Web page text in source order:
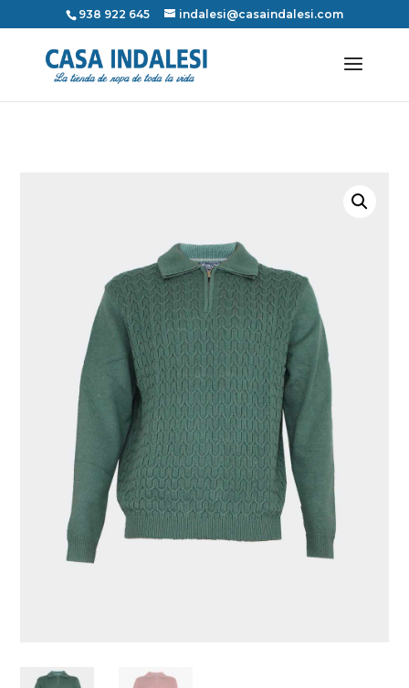
938 922 645 indalesi@casaindalesi.com